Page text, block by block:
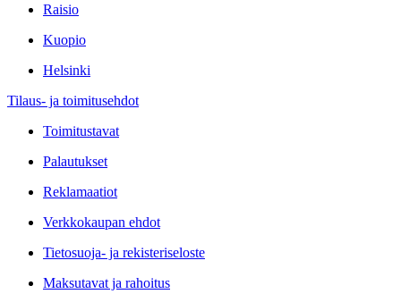
Raisio
Kuopio
Helsinki
Tilaus- ja toimitusehdot
Toimitustavat
Palautukset
Reklamaatiot
Verkkokaupan ehdot
Tietosuoja- ja rekisteriseloste
Maksutavat ja rahoitus